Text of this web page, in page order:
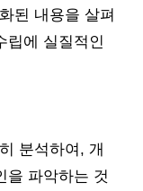
된 내용을 살펴
립에 실질적인
분석하여, 개
을 파악하는 것